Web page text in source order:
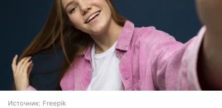
Источник: Freepik